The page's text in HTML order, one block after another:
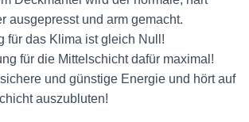
ausgepresst und arm gemacht.
für das Klima ist gleich Null!
für die Mittelschicht dafür maximal!
und günstige Energie und hört auf
auszubluten!